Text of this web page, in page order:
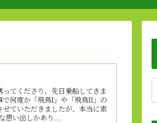
てくださり、先日乗船してきま
で何度か「飛鳥I」や「飛鳥II」の
ていただきましたが、本当に素
思い出しかあり...